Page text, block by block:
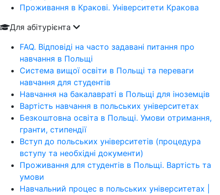
Проживання в Кракові. Університети Кракова
Для абітурієнта
FAQ. Відповіді на часто задавані питання про
навчання в Польщі
Система вищої освіти в Польщі та переваги
навчання для студентів
Навчання на бакалавраті в Польщі для іноземців
Вартість навчання в польських університетах
Безкоштовна освіта в Польщі. Умови отримання,
гранти, стипендії
Вступ до польських університетів (процедура
вступу та необхідні документи)
Проживання для студентів в Польщі. Вартість та
умови
Навчальний процес в польських університетах |